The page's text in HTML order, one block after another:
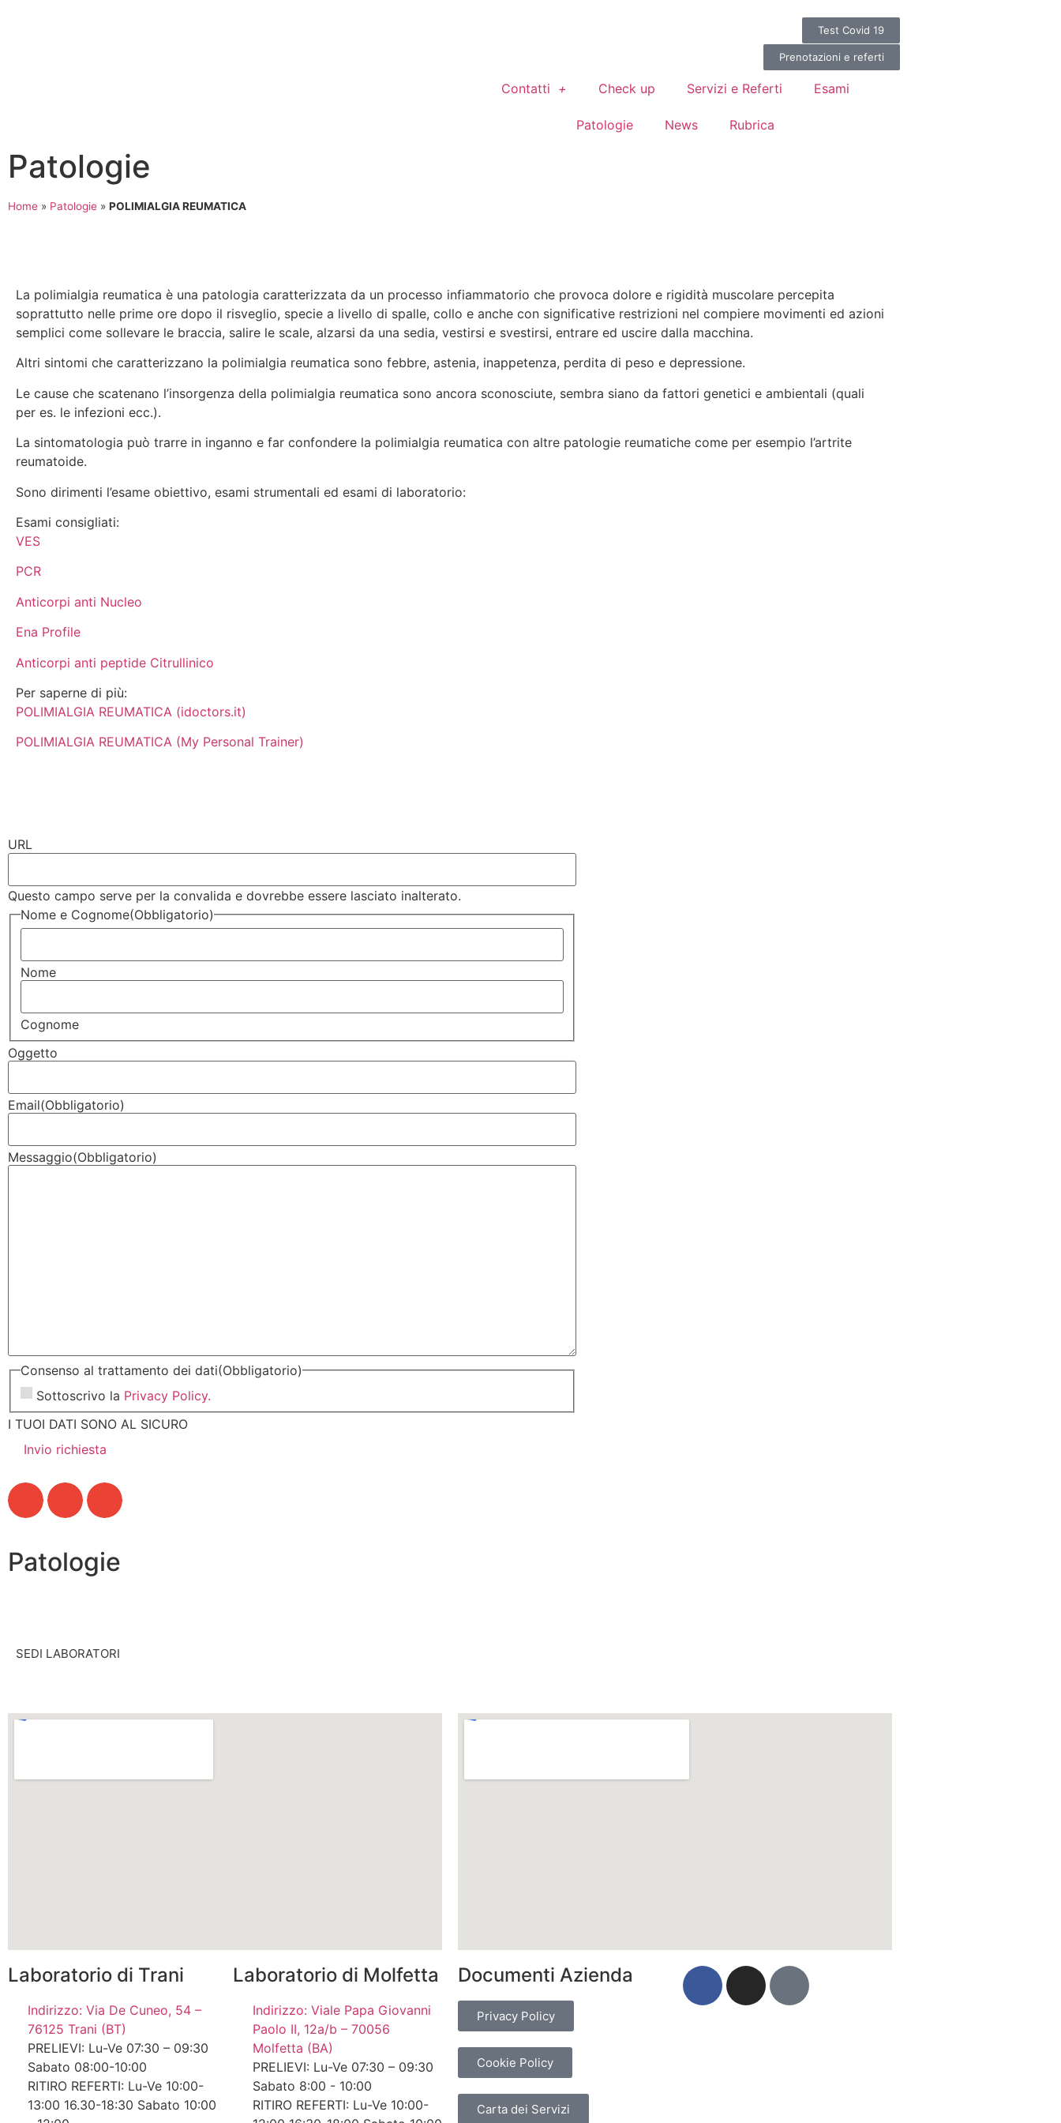
Test Covid 19
Prenotazioni e referti
Contatti Check up Servizi e Referti Esami
Patologie News Rubrica
Patologie
Home » Patologie » POLIMIALGIA REUMATICA
La polimialgia reumatica è una patologia caratterizzata da un processo infiammatorio che provoca dolore e rigidità muscolare percepita
soprattutto nelle prime ore dopo il risveglio, specie a livello di spalle, collo e anche con significative restrizioni nel compiere movimenti ed azioni
semplici come sollevare le braccia, salire le scale, alzarsi da una sedia, vestirsi e svestirsi, entrare ed uscire dalla macchina.
Altri sintomi che caratterizzano la polimialgia reumatica sono febbre, astenia, inappetenza, perdita di peso e depressione.
Le cause che scatenano l’insorgenza della polimialgia reumatica sono ancora sconosciute, sembra siano da fattori genetici e ambientali (quali
per es. le infezioni ecc.).
La sintomatologia può trarre in inganno e far confondere la polimialgia reumatica con altre patologie reumatiche come per esempio l’artrite
reumatoide.
Sono dirimenti l’esame obiettivo, esami strumentali ed esami di laboratorio:
Esami consigliati:
VES
PCR
Anticorpi anti Nucleo
Ena Profile
Anticorpi anti peptide Citrullinico
Per saperne di più:
POLIMIALGIA REUMATICA (idoctors.it)
POLIMIALGIA REUMATICA (My Personal Trainer)
URL
Questo campo serve per la convalida e dovrebbe essere lasciato inalterato.
Nome e Cognome(Obbligatorio)
Nome
Cognome
Oggetto
Email(Obbligatorio)
Messaggio(Obbligatorio)
Consenso al trattamento dei dati(Obbligatorio)
Sottoscrivo la Privacy Policy.
I TUOI DATI SONO AL SICURO
Patologie
SEDI LABORATORI
Laboratorio di Trani
Indirizzo: Via De Cuneo, 54 –
76125 Trani (BT)
PRELIEVI: Lu-Ve 07:30 – 09:30
Sabato 08:00-10:00
RITIRO REFERTI: Lu-Ve 10:00-
13:00 16.30-18:30 Sabato 10:00
Laboratorio di Molfetta
Indirizzo: Viale Papa Giovanni
Paolo II, 12a/b – 70056
Molfetta (BA)
PRELIEVI: Lu-Ve 07:30 – 09:30
Sabato 8:00 - 10:00
RITIRO REFERTI: Lu-Ve 10:00-
Documenti Azienda
Privacy Policy
Cookie Policy
Carta dei Servizi